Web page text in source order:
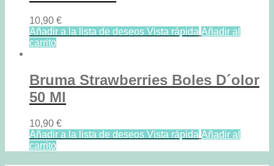
10,90 €
Añadir a la lista de deseos Vista rápida Añadir al
carrito
Bruma Strawberries Boles D´olor
50 Ml
10,90 €
Añadir a la lista de deseos Vista rápida Añadir al
carrito